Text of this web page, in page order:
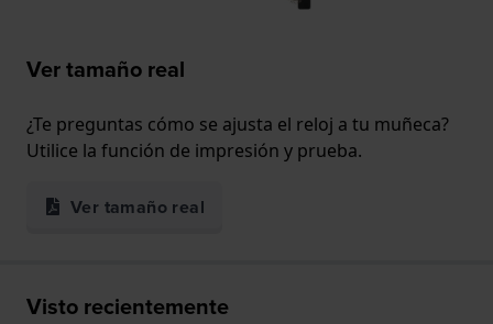
Ver tamaño real
¿Te preguntas cómo se ajusta el reloj a tu muñeca?
Utilice la función de impresión y prueba.
Ver tamaño real
Visto recientemente